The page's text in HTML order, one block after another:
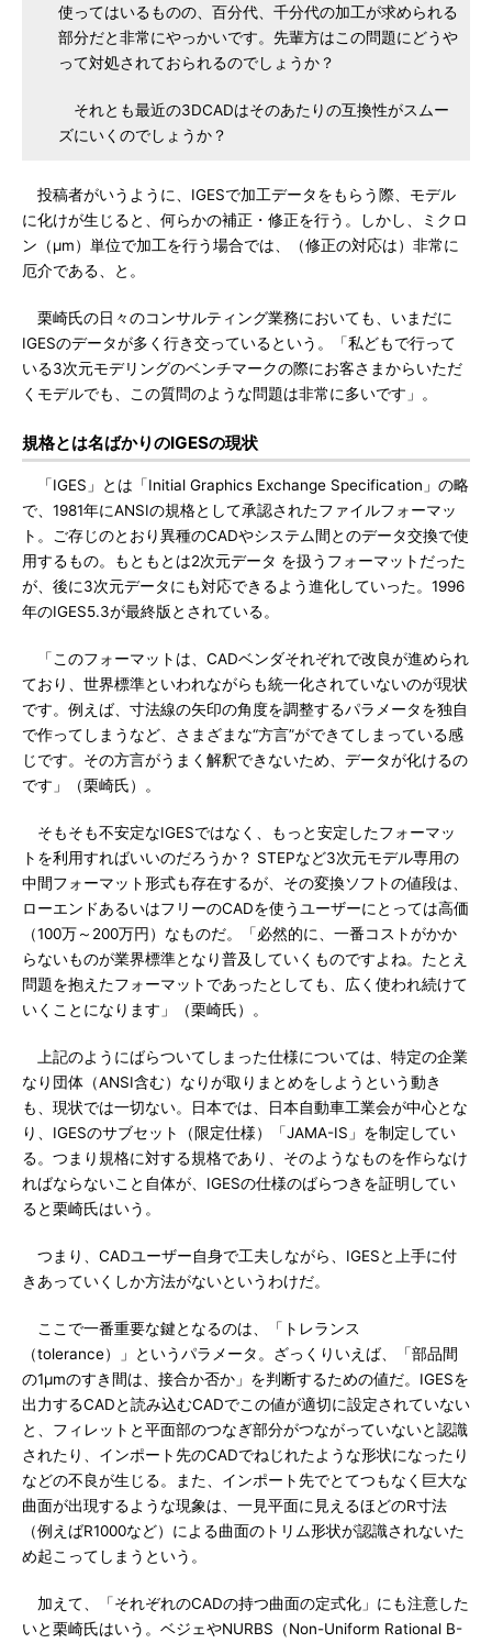
使ってはいるものの、百分代、千分代の加工が求められる
部分だと非常にやっかいです。先輩方はこの問題にどうや
って対処されておられるのでしょうか？
それとも最近の3DCADはそのあたりの互換性がスムー
ズにいくのでしょうか？
投稿者がいうように、IGESで加工データをもらう際、モデル
に化けが生じると、何らかの補正・修正を行う。しかし、ミクロ
ン（μm）単位で加工を行う場合では、（修正の対応は）非常に
厄介である、と。
栗崎氏の日々のコンサルティング業務においても、いまだに
IGESのデータが多く行き交っているという。「私どもで行って
いる3次元モデリングのベンチマークの際にお客さまからいただ
くモデルでも、この質問のような問題は非常に多いです」。
規格とは名ばかりのIGESの現状
「IGES」とは「Initial Graphics Exchange Specification」の略
で、1981年にANSIの規格として承認されたファイルフォーマッ
ト。ご存じのとおり異種のCADやシステム間とのデータ交換で使
用するもの。もともとは2次元データ を扱うフォーマットだった
が、後に3次元データにも対応できるよう進化していった。1996
年のIGES5.3が最終版とされている。
「このフォーマットは、CADベンダそれぞれで改良が進められ
ており、世界標準といわれながらも統一化されていないのが現状
です。例えば、寸法線の矢印の角度を調整するパラメータを独自
で作ってしまうなど、さまざまな“方言”ができてしまっている感
じです。その方言がうまく解釈できないため、データが化けるの
です」（栗崎氏）。
そもそも不安定なIGESではなく、もっと安定したフォーマッ
トを利用すればいいのだろうか？ STEPなど3次元モデル専用の
中間フォーマット形式も存在するが、その変換ソフトの値段は、
ローエンドあるいはフリーのCADを使うユーザーにとっては高価
（100万～200万円）なものだ。「必然的に、一番コストがかか
らないものが業界標準となり普及していくものですよね。たとえ
問題を抱えたフォーマットであったとしても、広く使われ続けて
いくことになります」（栗崎氏）。
上記のようにばらついてしまった仕様については、特定の企業
なり団体（ANSI含む）なりが取りまとめをしようという動き
も、現状では一切ない。日本では、日本自動車工業会が中心とな
り、IGESのサブセット（限定仕様）「JAMA-IS」を制定してい
る。つまり規格に対する規格であり、そのようなものを作らなけ
ればならないこと自体が、IGESの仕様のばらつきを証明してい
ると栗崎氏はいう。
つまり、CADユーザー自身で工夫しながら、IGESと上手に付
きあっていくしか方法がないというわけだ。
ここで一番重要な鍵となるのは、「トレランス
（tolerance）」というパラメータ。ざっくりいえば、「部品間
の1μmのすき間は、接合か否か」を判断するための値だ。IGESを
出力するCADと読み込むCADでこの値が適切に設定されていない
と、フィレットと平面部のつなぎ部分がつながっていないと認識
されたり、インポート先のCADでねじれたような形状になったり
などの不良が生じる。また、インポート先でとてつもなく巨大な
曲面が出現するような現象は、一見平面に見えるほどのR寸法
（例えばR1000など）による曲面のトリム形状が認識されないた
め起こってしまうという。
加えて、「それぞれのCADの持つ曲面の定式化」にも注意した
いと栗崎氏はいう。ベジェやNURBS（Non-Uniform Rational B-